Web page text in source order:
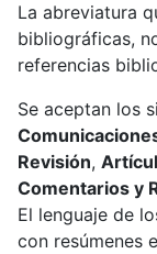
La abreviatura
bibliográficas,
referencias
Se aceptan los
Revisión,
Comentarios y
El lenguaje de
con resúmenes